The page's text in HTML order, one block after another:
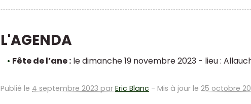
L'AGENDA
Fête de l’ane :le dimanche 19 novembre 2023 - lieu :
Publié le 4 septembre 2023 par Eric Blanc - Mis à jour le 25 octobre